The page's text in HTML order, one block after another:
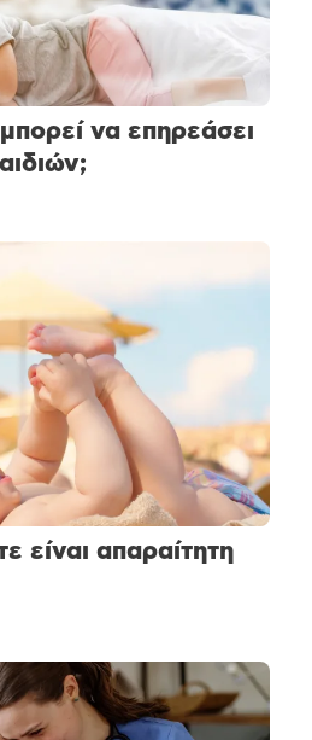
να επηρεάσει
είναι απαραίτητη